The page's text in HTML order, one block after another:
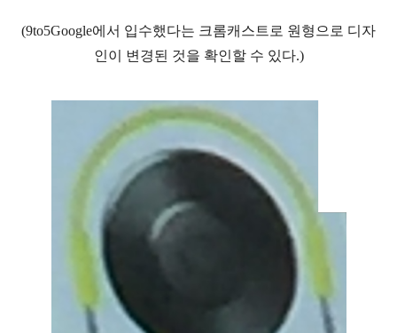
(9to5Google에서 입수했다는 크롬캐스트로 원형으로 디자
인이 변경된 것을 확인할 수 있다.)